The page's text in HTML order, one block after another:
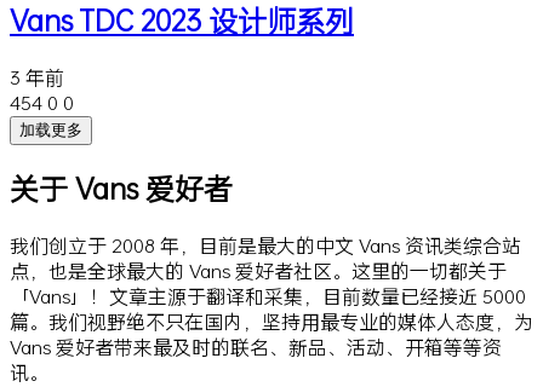
Vans TDC 2023 设计师系列
3 年前
454 0 0
加载更多
关于 Vans 爱好者
我们创立于 2008 年，目前是最大的中文 Vans 资讯类综合站
点，也是全球最大的 Vans 爱好者社区。这里的一切都关于
「Vans」！文章主源于翻译和采集，目前数量已经接近 5000
篇。我们视野绝不只在国内，坚持用最专业的媒体人态度，为
Vans 爱好者带来最及时的联名、新品、活动、开箱等等资
讯。